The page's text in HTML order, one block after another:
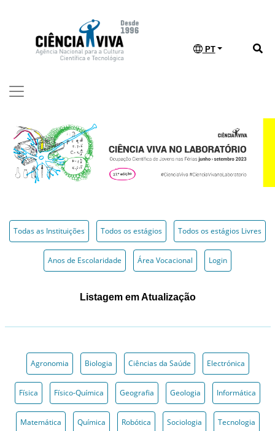
PT
Todas as Instituições Todos os estágios Todos os estágios Livres
Anos de Escolaridade Área Vocacional Login
Listagem em Atualização
Agronomia Biologia Ciências da Saúde Electrónica
Física Físico-Química Geografia Geologia Informática
Matemática Química Robótica Sociologia Tecnologia